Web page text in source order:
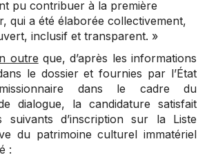
pu contribuer à la première
qui a été élaborée collectivement,
inclusif et transparent. »
outre que, d’après les informations
le dossier et fournies par l’État
dans le cadre du
dialogue, la candidature satisfait
suivants d’inscription sur la Liste
du patrimoine culturel immatériel
: